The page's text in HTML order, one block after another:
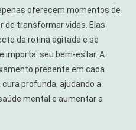
oferecem momentos de
de transformar vidas. Elas
da rotina agitada e se
importa: seu bem-estar. A
presente em cada
profunda, ajudando a
mental e aumentar a